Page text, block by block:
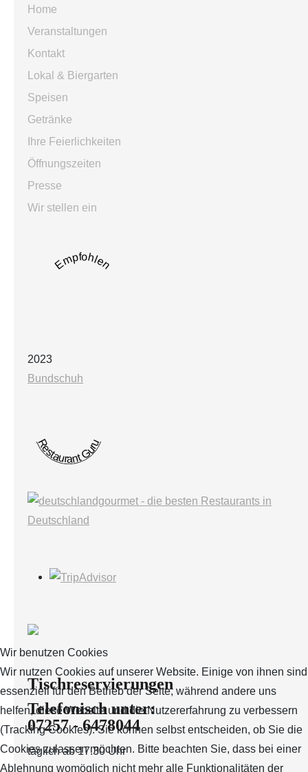
Home
Veranstaltungen
Kontakt
Lokal & Biergarten
Speisen
Getränke
Ihre Feierlichkeiten
Öffnungszeiten
Presse
Wir stellen ein
Empfohlen
2023
Bundschuh
Restaurant Guru
Tischreservierungen
Telefonisch unter:
07257 - 6478044
täglich ab 17.30 Uhr
Wir benutzen Cookies
Wir nutzen Cookies auf unserer Website. Einige von ihnen sind
essenziell für den Betrieb der Seite, während andere uns
helfen, diese Website und die Nutzererfahrung zu verbessern
(Tracking Cookies). Sie können selbst entscheiden, ob Sie die
Cookies zulassen möchten. Bitte beachten Sie, dass bei einer
Ablehnung womöglich nicht mehr alle Funktionalitäten der